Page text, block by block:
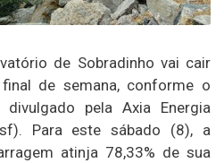
de Sobradinho vai cair
de semana, conforme o
pela Axia Energia
Para este sábado (8), a
atinja 78,33% de sua